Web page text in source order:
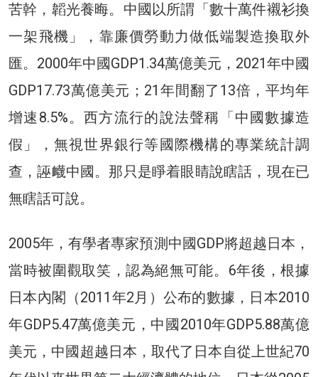
苦幹，韜光養晦。中國以所謂「數十萬件襯衫換
一架飛機」，靠廉價勞動力做低端製造換取外
匯。2000年中國GDP1.34萬億美元，2021年中國
GDP17.73萬億美元；21年間翻了13倍，平均年
增速8.5%。西方流行的說法聲稱「中國數據造
假」，無視世界銀行等國際機構的專業統計調
查，誣衊中國。那只是睜着眼睛說瞎話，現在已
無瞎話可說。
2005年，有學者專家預測中國GDP將超越日本，
當時被圍觀取笑，認為絕無可能。6年後，根據
日本內閣（2011年2月）公布的數據，日本2010
年GDP5.47萬億美元，中國2010年GDP5.88萬億
美元，中國超越日本，取代了日本自從上世紀70